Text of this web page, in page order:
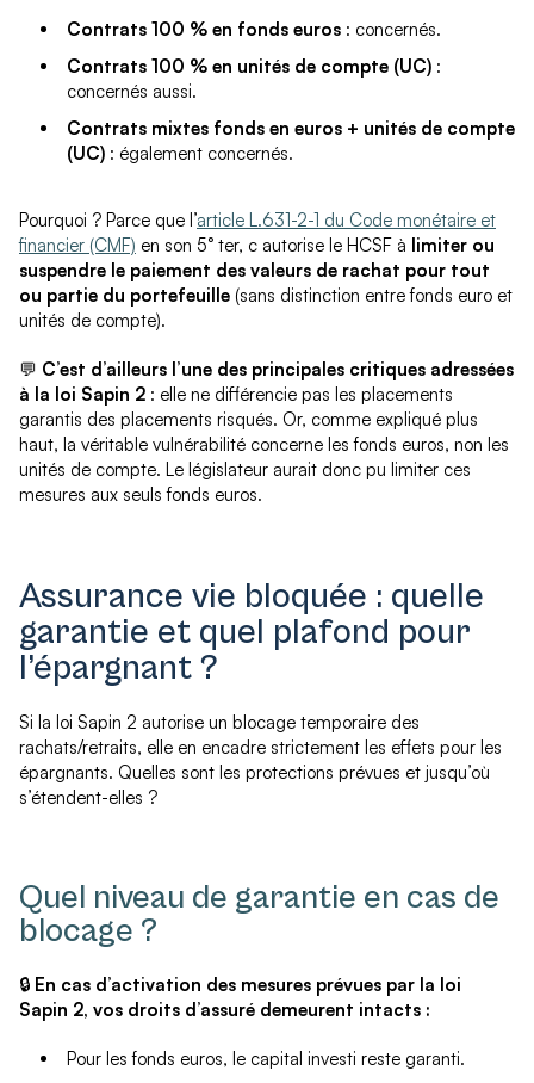
Contrats 100 % en fonds euros : concernés.
Contrats 100 % en unités de compte (UC) :
concernés aussi.
Contrats mixtes fonds en euros + unités de compte
(UC) : également concernés.
Pourquoi ? Parce que l’article L.631-2-1 du Code monétaire et
financier (CMF) en son 5° ter, c autorise le HCSF à limiter ou
suspendre le paiement des valeurs de rachat pour tout
ou partie du portefeuille (sans distinction entre fonds euro et
unités de compte).
💬 C’est d’ailleurs l’une des principales critiques adressées
à la loi Sapin 2 : elle ne différencie pas les placements
garantis des placements risqués. Or, comme expliqué plus
haut, la véritable vulnérabilité concerne les fonds euros, non les
unités de compte. Le législateur aurait donc pu limiter ces
mesures aux seuls fonds euros.
Assurance vie bloquée : quelle
garantie et quel plafond pour
l’épargnant ?
Si la loi Sapin 2 autorise un blocage temporaire des
rachats/retraits, elle en encadre strictement les effets pour les
épargnants. Quelles sont les protections prévues et jusqu’où
s’étendent-elles ?
Quel niveau de garantie en cas de
blocage ?
🔒 En cas d’activation des mesures prévues par la loi
Sapin 2, vos droits d’assuré demeurent intacts :
Pour les fonds euros, le capital investi reste garanti.